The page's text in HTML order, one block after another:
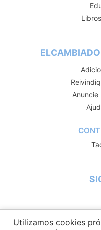
Anuncie
Utilizamos cookies